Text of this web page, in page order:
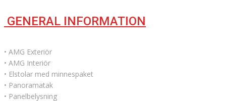
GENERAL INFORMATION
• AMG Exteriör
• AMG Interiör
• Elstolar med minnespaket
• Panoramatak
• Panelbelysning